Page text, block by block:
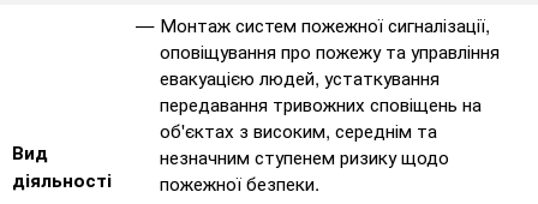
Вид
діяльності
Монтаж систем пожежної сигналізації,
оповіщування про пожежу та управління
евакуацією людей, устаткування
передавання тривожних сповіщень на
об'єктах з високим, середнім та
незначним ступенем ризику щодо
пожежної безпеки.